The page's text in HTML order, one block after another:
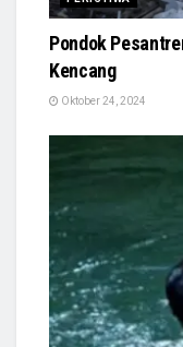
Pondok
Kencang
Oktober 24, 2024